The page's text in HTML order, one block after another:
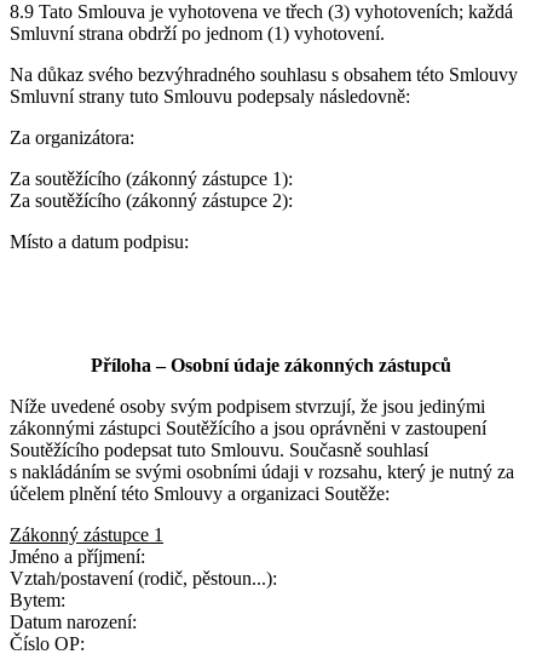
8.9 Tato Smlouva je vyhotovena ve třech (3) vyhotoveních; každá
Smluvní strana obdrží po jednom (1) vyhotovení.
Na důkaz svého bezvýhradného souhlasu s obsahem této Smlouvy
Smluvní strany tuto Smlouvu podepsaly následovně:
Za organizátora:
Za soutěžícího (zákonný zástupce 1):
Za soutěžícího (zákonný zástupce 2):
Místo a datum podpisu:
Příloha – Osobní údaje zákonných zástupců
Níže uvedené osoby svým podpisem stvrzují, že jsou jedinými
zákonnými zástupci Soutěžícího a jsou oprávněni v zastoupení
Soutěžícího podepsat tuto Smlouvu. Současně souhlasí
s nakládáním se svými osobními údaji v rozsahu, který je nutný za
účelem plnění této Smlouvy a organizaci Soutěže:
Zákonný zástupce 1
Jméno a příjmení:
Vztah/postavení (rodič, pěstoun...):
Bytem:
Datum narození:
Číslo OP: